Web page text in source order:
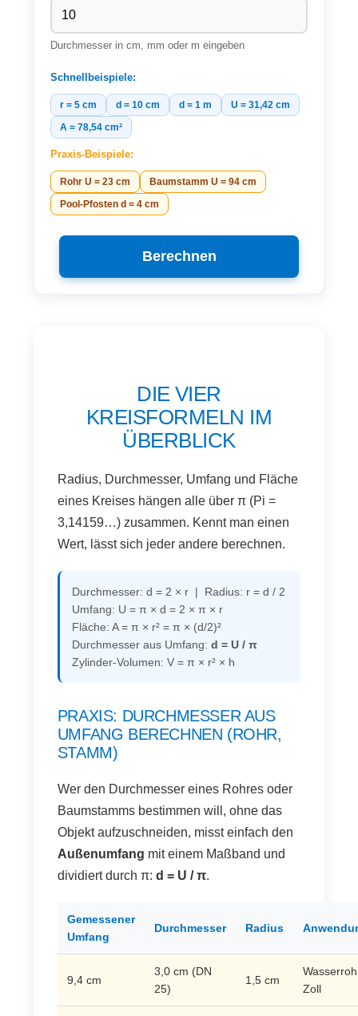
Durchmesser in cm, mm oder m eingeben
Schnellbeispiele:
r = 5 cm d = 10 cm d = 1 m
U = 31,42 cm
A = 78,54 cm²
Praxis-Beispiele:
Rohr U = 23 cm
Baumstamm U = 94 cm
Pool-Pfosten d = 4 cm
Berechnen
DIE VIER
KREISFORMELN IM
ÜBERBLICK
Radius, Durchmesser, Umfang und Fläche
eines Kreises hängen alle über π (Pi =
3,14159…) zusammen. Kennt man einen
Wert, lässt sich jeder andere berechnen.
Durchmesser: d = 2 × r | Radius: r = d / 2
Umfang: U = π × d = 2 × π × r
Fläche: A = π × r² = π × (d/2)²
Durchmesser aus Umfang: d = U / π
Zylinder-Volumen: V = π × r² × h
PRAXIS: DURCHMESSER AUS
UMFANG BERECHNEN (ROHR,
STAMM)
Wer den Durchmesser eines Rohres oder
Baumstamms bestimmen will, ohne das
Objekt aufzuschneiden, misst einfach den
Außenumfang mit einem Maßband und
dividiert durch π: d = U / π.
Gemessener
Umfang
Durchmesser Radius
9,4 cm
3,0 cm (DN
25)
1,5 cm
Zoll